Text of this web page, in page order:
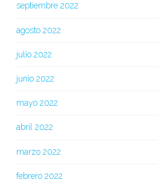
septiembre 2022
agosto 2022
julio 2022
junio 2022
mayo 2022
abril 2022
marzo 2022
febrero 2022